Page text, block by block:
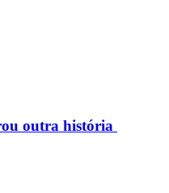
outra história